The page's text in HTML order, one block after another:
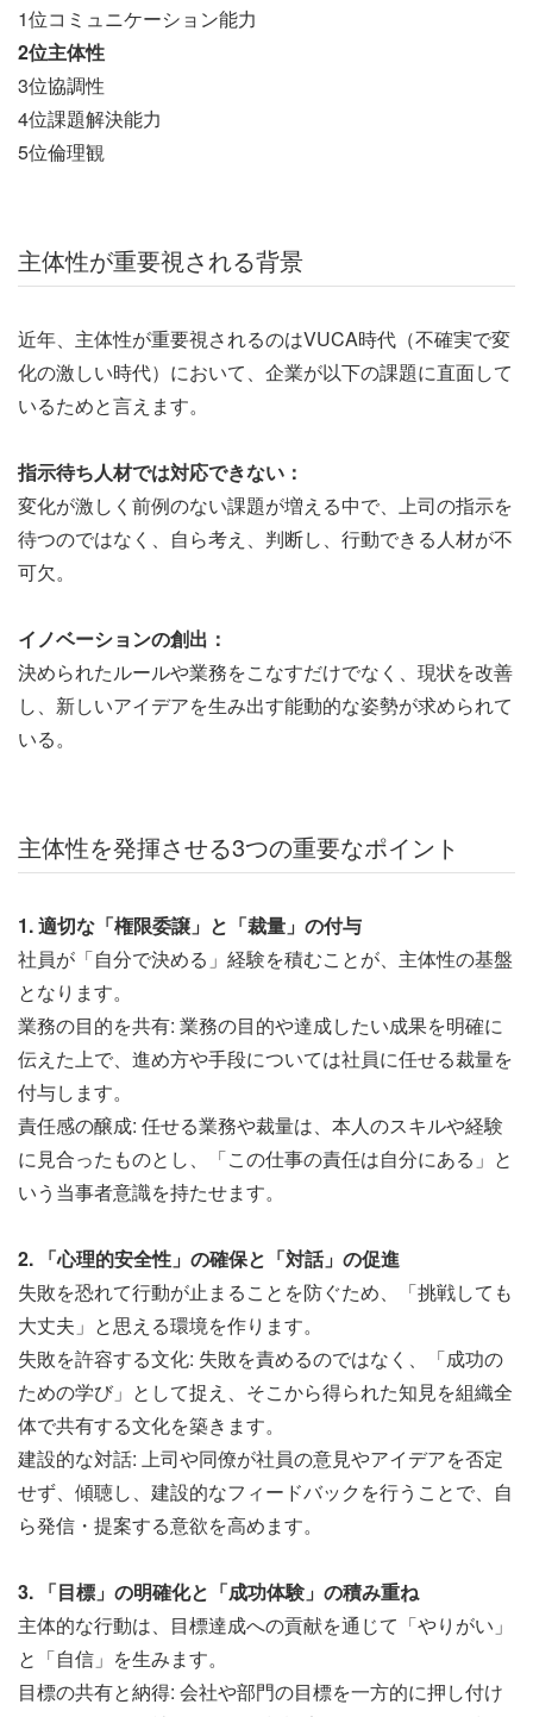
1位コミュニケーション能力
2位主体性
3位協調性
4位課題解決能力
5位倫理観
主体性が重要視される背景
近年、主体性が重要視されるのはVUCA時代（不確実で変
化の激しい時代）において、企業が以下の課題に直面して
いるためと言えます。
指示待ち人材では対応できない：
変化が激しく前例のない課題が増える中で、上司の指示を
待つのではなく、自ら考え、判断し、行動できる人材が不
可欠。
イノベーションの創出：
決められたルールや業務をこなすだけでなく、現状を改善
し、新しいアイデアを生み出す能動的な姿勢が求められて
いる。
主体性を発揮させる3つの重要なポイント
1. 適切な「権限委譲」と「裁量」の付与
社員が「自分で決める」経験を積むことが、主体性の基盤
となります。
業務の目的を共有: 業務の目的や達成したい成果を明確に
伝えた上で、進め方や手段については社員に任せる裁量を
付与します。
責任感の醸成: 任せる業務や裁量は、本人のスキルや経験
に見合ったものとし、「この仕事の責任は自分にある」と
いう当事者意識を持たせます。
2. 「心理的安全性」の確保と「対話」の促進
失敗を恐れて行動が止まることを防ぐため、「挑戦しても
大丈夫」と思える環境を作ります。
失敗を許容する文化: 失敗を責めるのではなく、「成功の
ための学び」として捉え、そこから得られた知見を組織全
体で共有する文化を築きます。
建設的な対話: 上司や同僚が社員の意見やアイデアを否定
せず、傾聴し、建設的なフィードバックを行うことで、自
ら発信・提案する意欲を高めます。
3. 「目標」の明確化と「成功体験」の積み重ね
主体的な行動は、目標達成への貢献を通じて「やりがい」
と「自信」を生みます。
目標の共有と納得: 会社や部門の目標を一方的に押し付け